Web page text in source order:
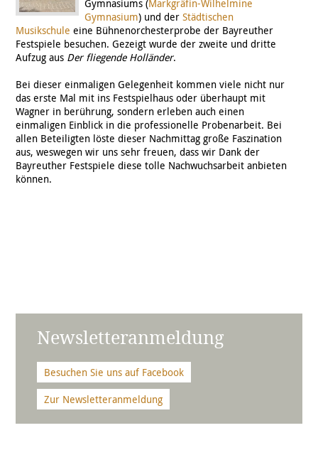
Gymnasiums (Markgräfin-Wilhelmine
Gymnasium) und derStädtischen
Musikschule eine Bühnenorchesterprobe der Bayreuther
Festspiele besuchen. Gezeigt wurde der zweite und dritte
Aufzug aus Der fliegende Holländer.
Bei dieser einmaligen Gelegenheit kommen viele nicht nur
das erste Mal mit ins Festspielhaus oder überhaupt mit
Wagner in berührung, sondern erleben auch einen
einmaligen Einblick in die professionelle Probenarbeit. Bei
allen Beteiligten löste dieser Nachmittag große Faszination
aus, weswegen wir uns sehr freuen, dass wir Dank der
Bayreuther Festspiele diese tolle Nachwuchsarbeit anbieten
können.
Newsletteranmeldung
Besuchen Sie uns auf Facebook
Zur Newsletteranmeldung